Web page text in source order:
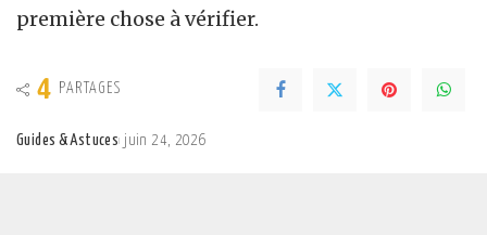
première chose à vérifier.
4 PARTAGES
Guides & Astuces juin 24, 2026